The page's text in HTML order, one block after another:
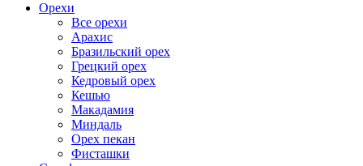
Орехи
Все орехи
Арахис
Бразильский орех
Грецкий орех
Кедровый орех
Кешью
Макадамия
Миндаль
Орех пекан
Фисташки